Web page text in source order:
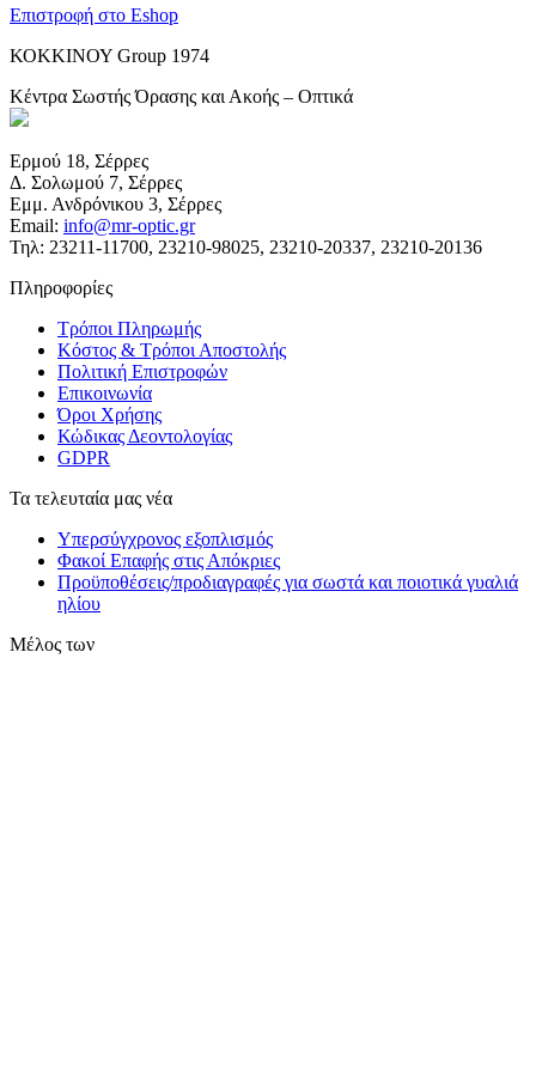
Επιστροφή στο Eshop
ΚΟΚΚΙΝΟΥ Group 1974
Κέντρα Σωστής Όρασης και Ακοής – Οπτικά
Ερμού 18, Σέρρες
Δ. Σολωμού 7, Σέρρες
Εμμ. Ανδρόνικου 3, Σέρρες
Email: info@mr-optic.gr
Τηλ: 23211-11700, 23210-98025, 23210-20337, 23210-20136
Πληροφορίες
Τρόποι Πληρωμής
Κόστος & Τρόποι Αποστολής
Πολιτική Επιστροφών
Επικοινωνία
Όροι Χρήσης
Κώδικας Δεοντολογίας
GDPR
Τα τελευταία μας νέα
Υπερσύγχρονος εξοπλισμός
Φακοί Επαφής στις Απόκριες
Προϋποθέσεις/προδιαγραφές για σωστά και ποιοτικά γυαλιά
ηλίου
Μέλος των